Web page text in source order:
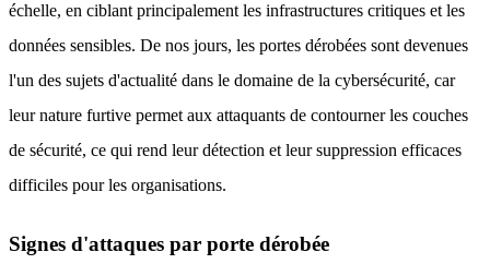
échelle, en ciblant principalement les infrastructures critiques et les
données sensibles. De nos jours, les portes dérobées sont devenues
l'un des sujets d'actualité dans le domaine de la cybersécurité, car
leur nature furtive permet aux attaquants de contourner les couches
de sécurité, ce qui rend leur détection et leur suppression efficaces
difficiles pour les organisations.
Signes d'attaques par porte dérobée